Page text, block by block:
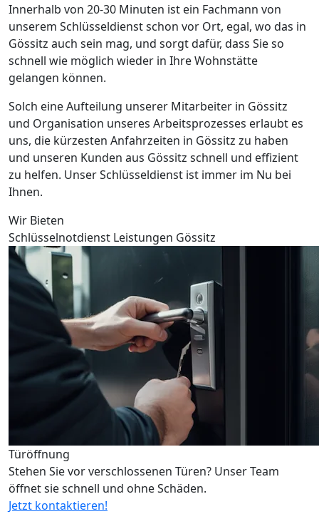
Innerhalb von 20-30 Minuten ist ein Fachmann von
unserem Schlüsseldienst schon vor Ort, egal, wo das in
Gössitz auch sein mag, und sorgt dafür, dass Sie so
schnell wie möglich wieder in Ihre Wohnstätte
gelangen können.
Solch eine Aufteilung unserer Mitarbeiter in Gössitz
und Organisation unseres Arbeitsprozesses erlaubt es
uns, die kürzesten Anfahrzeiten in Gössitz zu haben
und unseren Kunden aus Gössitz schnell und effizient
zu helfen. Unser Schlüsseldienst ist immer im Nu bei
Ihnen.
Wir Bieten
Schlüsselnotdienst Leistungen Gössitz
Türöffnung
Stehen Sie vor verschlossenen Türen? Unser Team
öffnet sie schnell und ohne Schäden.
Jetzt kontaktieren!